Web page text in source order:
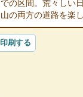
の区間。荒々しい
の両方の道路を楽し
印刷する